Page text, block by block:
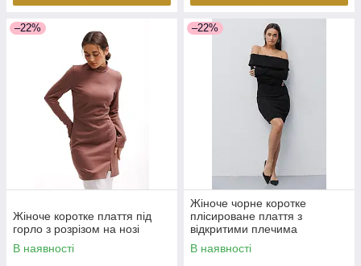
–22%
Жіноче коротке плаття під
горло з розрізом на нозі
В наявності
–22%
Жіноче чорне коротке
плісироване плаття з
відкритими плечима
В наявності